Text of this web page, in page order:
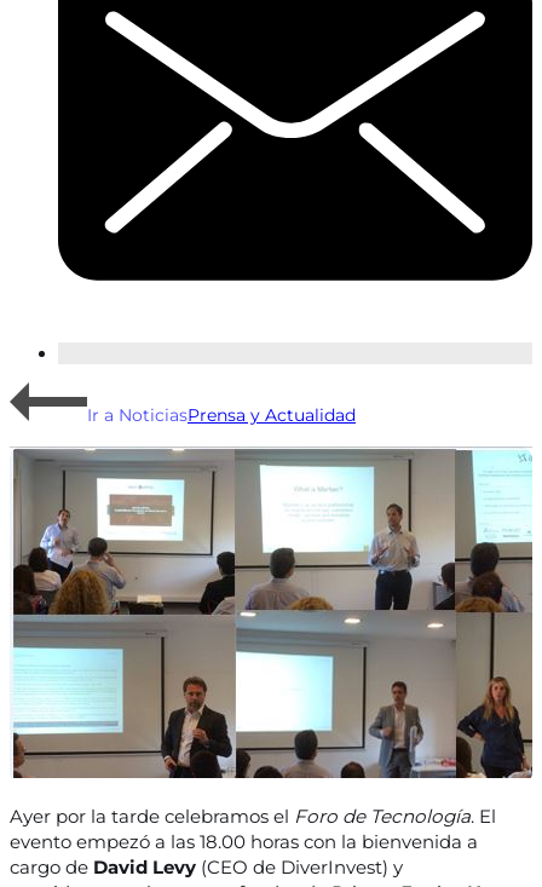
Ir a NoticiasPrensa y Actualidad
Ayer por la tarde celebramos el Foro de Tecnología. El
evento empezó a las 18.00 horas con la bienvenida a
cargo de David Levy (CEO de DiverInvest) y